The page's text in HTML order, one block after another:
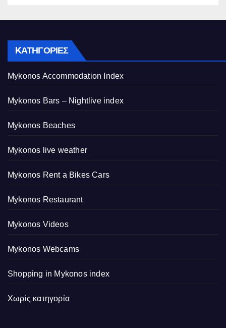
KΑΤΗΓΟΡΊΕΣ
Mykonos Accommodation Index
Mykonos Bars – Nightlive index
Mykonos Beaches
Mykonos live weather
Mykonos Rent a Bikes Cars
Mykonos Restaurant
Mykonos Videos
Mykonos Webcams
Shopping in Mykonos index
Χωρίς κατηγορία